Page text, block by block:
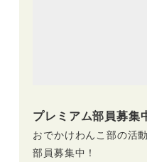
プレミアム部員募集
おでかけわんこ部の活
部員募集中！